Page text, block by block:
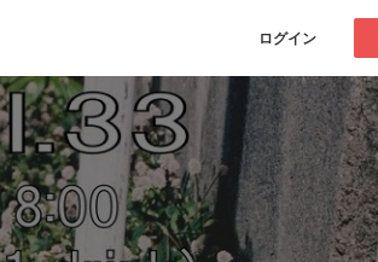
ログイン